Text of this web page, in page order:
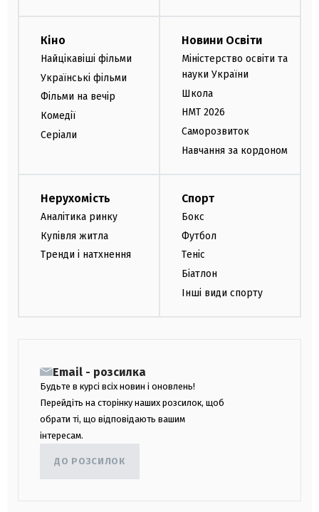
Кіно
Найцікавіші фільми
Українські фільми
Фільми на вечір
Комедії
Серіали
Новини Освіти
Міністерство освіти та
науки України
Школа
НМТ 2026
Саморозвиток
Навчання за кордоном
Нерухомість
Аналітика ринку
Купівля житла
Тренди і натхнення
Спорт
Бокс
Футбол
Теніс
Біатлон
Інші види спорту
Email - розсилка
Будьте в курсі всіх новин і оновлень!
Перейдіть на сторінку наших розсилок, щоб
обрати ті, що відповідають вашим
інтересам.
ДО РОЗСИЛОК